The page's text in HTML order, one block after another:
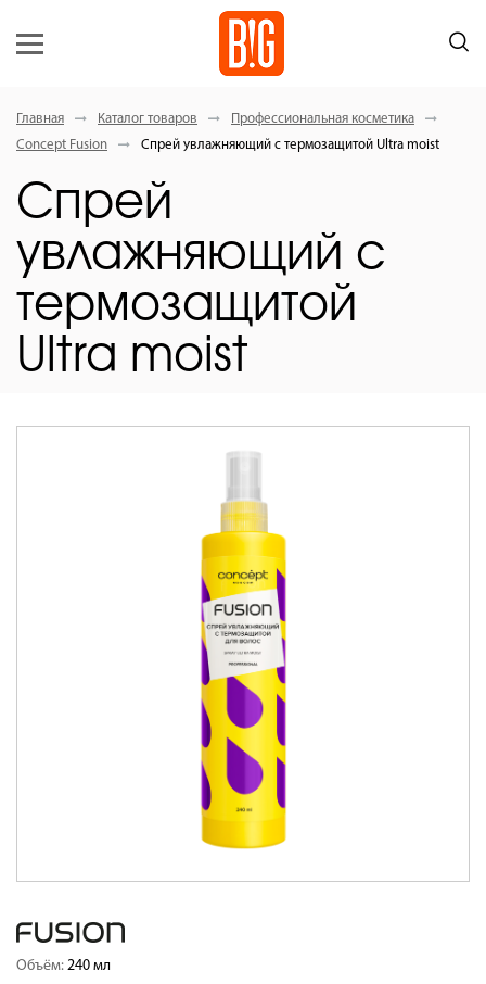
Главная Каталог товаров
Профессиональная косметика
Concept Fusion
Спрей увлажняющий с термозащитой Ultra moist
Спрей
увлажняющий с
термозащитой
Ultra moist
Объём: 240 мл